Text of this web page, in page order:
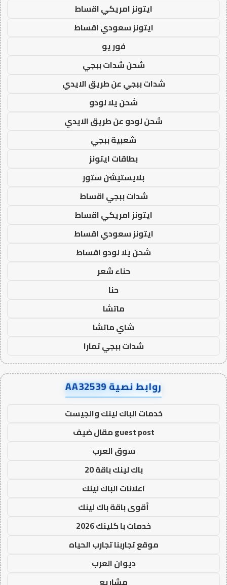
ايتونز امريكي اقساط
ايتونز سعودي اقساط
فور يو
شحن شدات ببجي
شدات ببجي عن طريق الايدي
شحن يلا لودو
شحن لودو عن طريق الايدي
شعبية ببجي
بطاقات ايتونز
بلايستيشن ستور
شدات ببجي اقساط
ايتونز امريكي اقساط
ايتونز سعودي اقساط
شحن يلا لودو اقساط
حناء شعر
حنا
ماتشا
شاي ماتشا
شدات ببجي تمارا
روابط نصية AA32539
خدمات الباك لينك والجيست
guest post مقال ضيف
سوق العرب
باك لينك باقة 20
اعلانات الباك لينك
أقوى باقة باك لينك
خدمات با كلينك 2026
موقع تجاربنا تجارب الحياه
ديوان العرب
مشاريع